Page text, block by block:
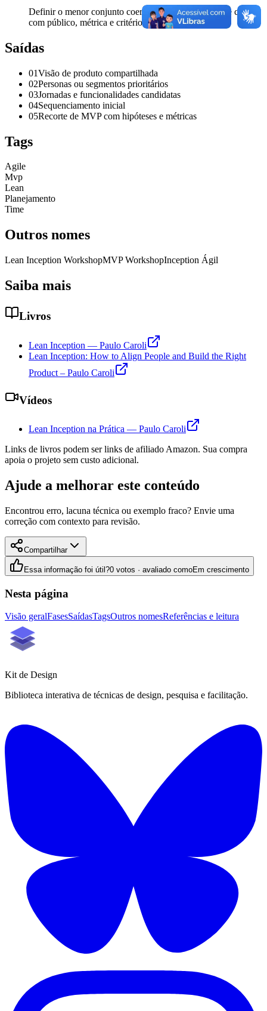
Definir o menor conjunto coerente para testar hipótese central
com público, métrica e critério de sucesso explícitos.
Saídas
01Visão de produto compartilhada
02Personas ou segmentos prioritários
03Jornadas e funcionalidades candidatas
04Sequenciamento inicial
05Recorte de MVP com hipóteses e métricas
Tags
Agile
Mvp
Lean
Planejamento
Time
Outros nomes
Lean Inception WorkshopMVP WorkshopInception Ágil
Saiba mais
Livros
Lean Inception — Paulo Caroli
Lean Inception: How to Align People and Build the Right
Product – Paulo Caroli
Vídeos
Lean Inception na Prática — Paulo Caroli
Links de livros podem ser links de afiliado Amazon. Sua compra
apoia o projeto sem custo adicional.
Ajude a melhorar este conteúdo
Encontrou erro, lacuna técnica ou exemplo fraco? Envie uma
correção com contexto para revisão.
Compartilhar
Essa informação foi útil?0 votos · avaliado comoEm crescimento
Nesta página
Visão geralFasesSaídasTagsOutros nomesReferências e leitura
Kit de Design
Biblioteca interativa de técnicas de design, pesquisa e facilitação.